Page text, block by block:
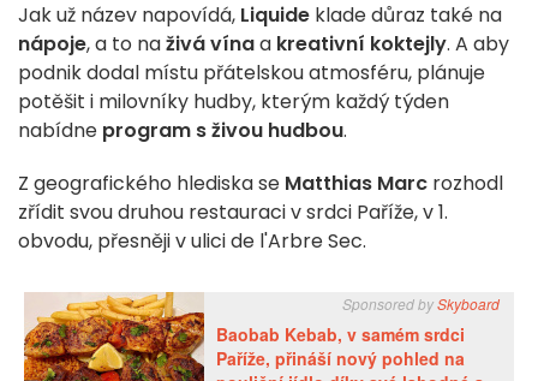
Jak už název napovídá, Liquide klade důraz také na
nápoje, a to naživá vínaa kreativní koktejly. A aby
podnik dodal místu přátelskou atmosféru, plánuje
potěšit i milovníky hudby, kterým každý týden
nabídne program s živou hudbou.
Z geografického hlediska se Matthias Marc rozhodl
zřídit svou druhou restauraci v srdci Paříže, v 1.
obvodu, přesněji v ulici de l'Arbre Sec.